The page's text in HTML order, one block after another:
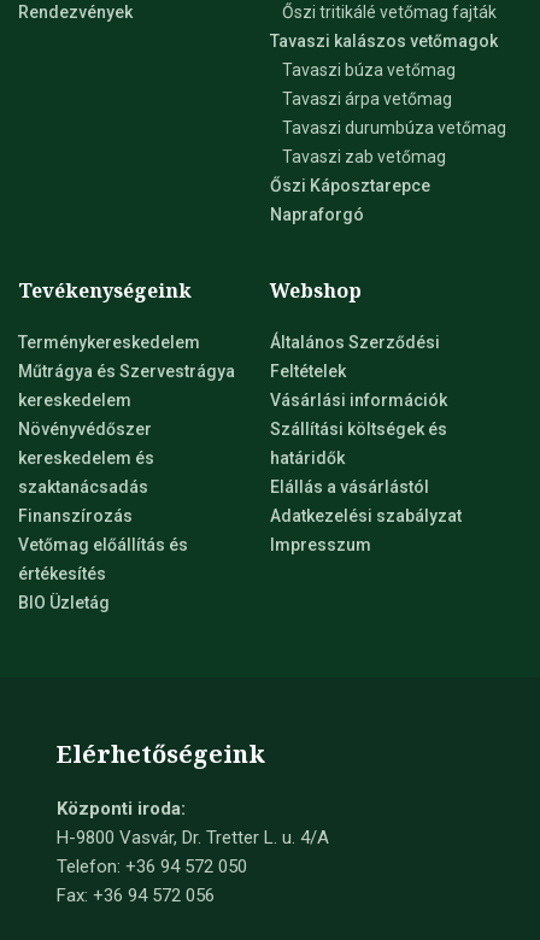
Rendezvények
Őszi tritikálé vetőmag fajták
Tavaszi kalászos vetőmagok
Tavaszi búza vetőmag
Tavaszi árpa vetőmag
Tavaszi durumbúza vetőmag
Tavaszi zab vetőmag
Őszi Káposztarepce
Napraforgó
Tevékenységeink
Terménykereskedelem
Műtrágya és Szervestrágya
kereskedelem
Növényvédőszer
kereskedelem és
szaktanácsadás
Finanszírozás
Vetőmag előállítás és
értékesítés
BIO Üzletág
Webshop
Általános Szerződési
Feltételek
Vásárlási információk
Szállítási költségek és
határidők
Elállás a vásárlástól
Adatkezelési szabályzat
Impresszum
Elérhetőségeink
Központi iroda:
H-9800 Vasvár, Dr. Tretter L. u. 4/A
Telefon: +36 94 572 050
Fax: +36 94 572 056